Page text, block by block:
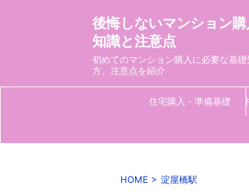
後悔しないマンション
知識と注意点
初めてのマンション購入に必要な基
方、注意点を紹介
住宅購入・準備基礎
HOME > 淀屋橋駅